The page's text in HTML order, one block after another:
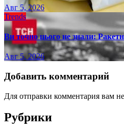
Авг 5, 2026
Trends
Ви точно цього не знали:
Авг 5, 2026
Добавить комментарий
Для отправки комментария вам
Рубрики